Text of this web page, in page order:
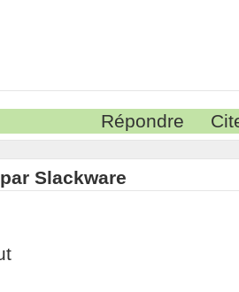
Répondre
Slackware